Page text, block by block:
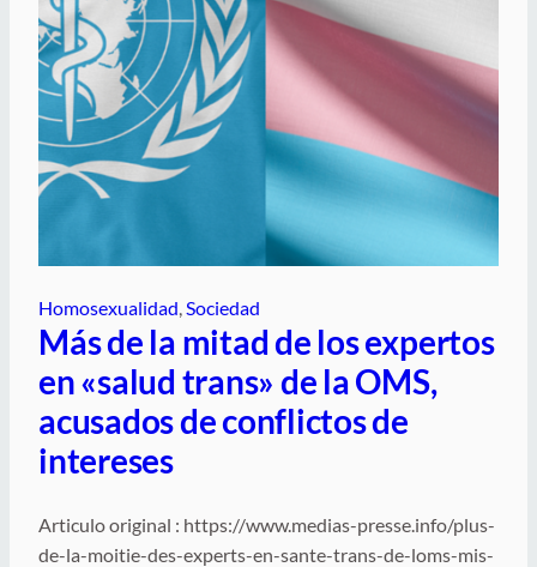
Homosexualidad, Sociedad
Más de la mitad de los expertos
en «salud trans» de la OMS,
acusados de conflictos de
intereses
Articulo original : https://www.medias-presse.info/plus-
de-la-moitie-des-experts-en-sante-trans-de-loms-mis-